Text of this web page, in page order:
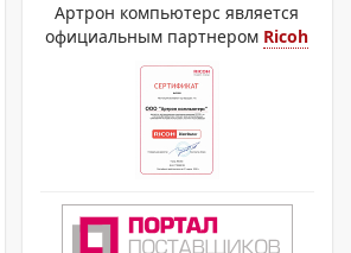
Артрон компьютерс является
официальным партнером Ricoh